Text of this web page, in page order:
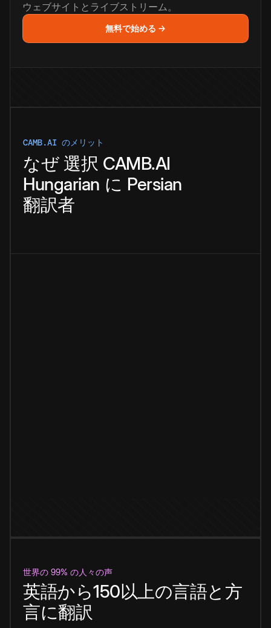
ウェブサイトとライブストリーム。
無料で始める →
CAMB.AI のメリット
なぜ 選択 CAMB.AI
Hungarian に Persian
翻訳者
世界の 99% の人々の声
英語から150以上の言語と方
言に翻訳